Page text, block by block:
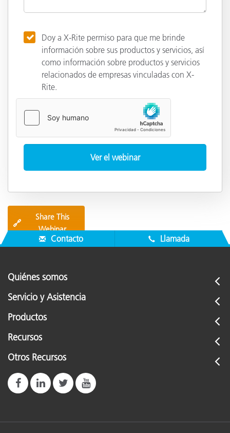
Doy a X-Rite permiso para que me brinde
información sobre sus productos y servicios, así
como información sobre productos y servicios
relacionados de empresas vinculadas con X-
Rite.
🔗
Share This
Webinar
Contacto Llamada
Quiénes somos
Servicio y Asistencia
Productos
Recursos
Otros Recursos